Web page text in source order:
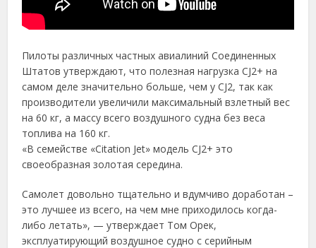
Пилоты различных частных авиалиний Соединенных
Штатов утверждают, что полезная нагрузка CJ2+ на
самом деле значительно больше, чем у CJ2, так как
производители увеличили максимальный взлетный вес
на 60 кг, а массу всего воздушного судна без веса
топлива на 160 кг.
«В семействе «Citation Jet» модель CJ2+ это
своеобразная золотая середина.
Самолет довольно тщательно и вдумчиво доработан –
это лучшее из всего, на чем мне приходилось когда-
либо летать», — утверждает Том Орек,
эксплуатирующий воздушное судно с серийным